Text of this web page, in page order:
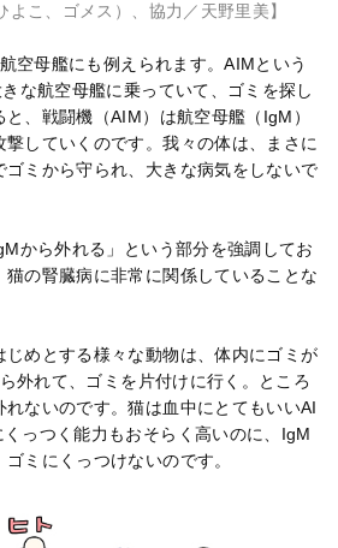
こ、ゴメス）、協力／天野里美】
空母艦にも例えられます。AIMという
な航空母艦に乗っていて、ゴミを探し
、戦闘機（AIM）は航空母艦（IgM）
していくのです。我々の体は、まさに
ゴミから守られ、大きな病気をしないで
から外れる」という部分を強調してお
猫の腎臓病に非常に関係していることな
めとする様々な動物は、体内にゴミが
外れて、ゴミを片付けに行く。ところ
ないのです。猫は血中にとてもいいAI
っつく能力もおそらく高いのに、IgM
ミにくっつけないのです。